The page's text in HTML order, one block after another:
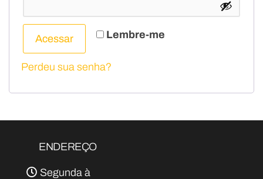
Lembre-me
Acessar
Perdeu sua senha?
ENDEREÇO
Segunda à